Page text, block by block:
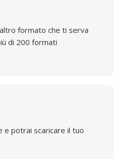
formato che ti serva
di 200 formati
e potrai scaricare il tuo